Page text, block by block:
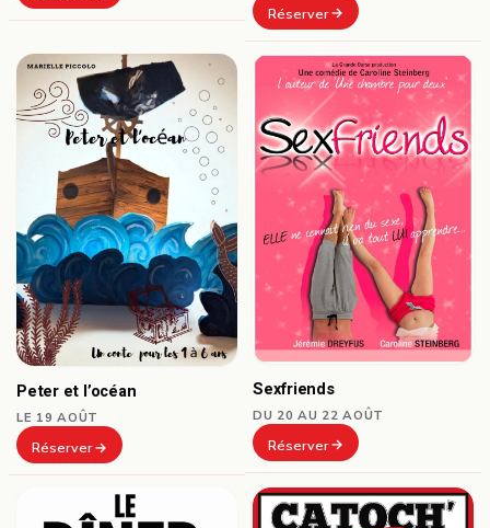
Réserver
Peter et l’océan
LE 19 AOÛT
Réserver
Sexfriends
DU 20 AU 22 AOÛT
Réserver